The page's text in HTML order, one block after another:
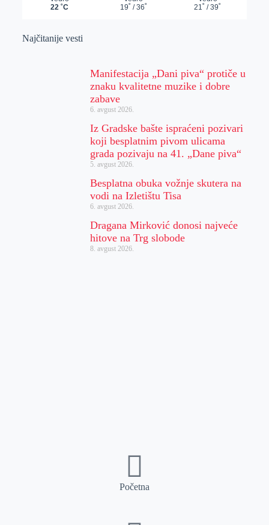
Najčitanije vesti
Manifestacija „Dani piva“ protiče u
znaku kvalitetne muzike i dobre
zabave
6. avgust 2026.
Iz Gradske bašte ispraćeni pozivari
koji besplatnim pivom ulicama
grada pozivaju na 41. „Dane piva“
5. avgust 2026.
Besplatna obuka vožnje skutera na
vodi na Izletištu Tisa
6. avgust 2026.
Dragana Mirković donosi najveće
hitove na Trg slobode
8. avgust 2026.
Početna